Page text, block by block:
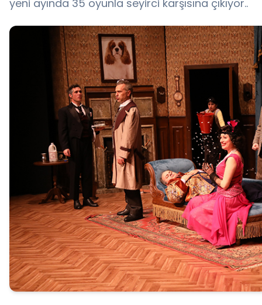
yeni ayında 35 oyunla seyirci karşısına çıkıyor..